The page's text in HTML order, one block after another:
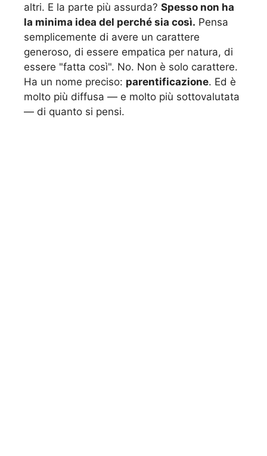
altri. E la parte più assurda? Spesso non ha
la minima idea del perché sia così. Pensa
semplicemente di avere un carattere
generoso, di essere empatica per natura, di
essere "fatta così". No. Non è solo carattere.
Ha un nome preciso: parentificazione. Ed è
molto più diffusa — e molto più sottovalutata
— di quanto si pensi.